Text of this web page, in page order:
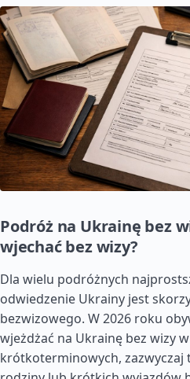
Podróż na Ukrainę bez
wjechać bez wizy?
Dla wielu podróżnych
odwiedzenie Ukrainy jest
bezwizowego. W 2026 roku
wjeżdżać na Ukrainę bez wizy
krótkoterminowych, zazwyczaj